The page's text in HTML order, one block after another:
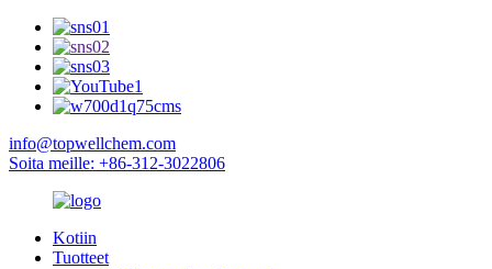
info@topwellchem.com
Soita meille: +86-312-3022806
Kotiin
Tuotteet